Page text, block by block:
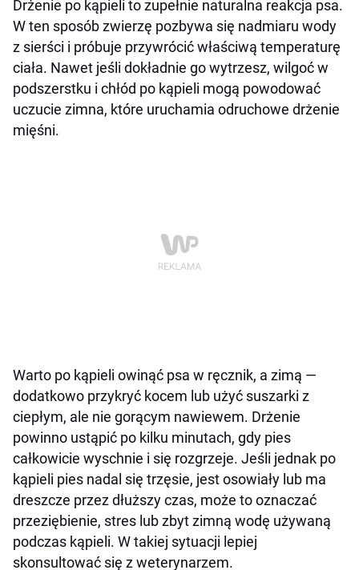
Drżenie po kąpieli to zupełnie naturalna reakcja psa.
W ten sposób zwierzę pozbywa się nadmiaru wody
z sierści i próbuje przywrócić właściwą temperaturę
ciała. Nawet jeśli dokładnie go wytrzesz, wilgoć w
podszerstku i chłód po kąpieli mogą powodować
uczucie zimna, które uruchamia odruchowe drżenie
mięśni.
Warto po kąpieli owinąć psa w ręcznik, a zimą —
dodatkowo przykryć kocem lub użyć suszarki z
ciepłym, ale nie gorącym nawiewem. Drżenie
powinno ustąpić po kilku minutach, gdy pies
całkowicie wyschnie i się rozgrzeje. Jeśli jednak po
kąpieli pies nadal się trzęsie, jest osowiały lub ma
dreszcze przez dłuższy czas, może to oznaczać
przeziębienie, stres lub zbyt zimną wodę używaną
podczas kąpieli. W takiej sytuacji lepiej
skonsultować się z weterynarzem.